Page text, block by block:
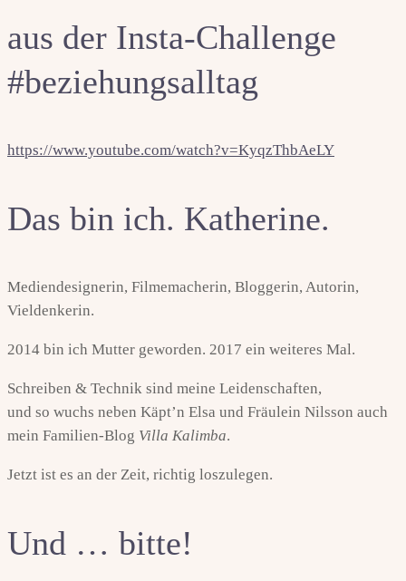
aus der Insta-Challenge
#beziehungsalltag
https://www.youtube.com/watch?v=KyqzThbAeLY
Das bin ich. Katherine.
Mediendesignerin, Filmemacherin, Bloggerin, Autorin,
Vieldenkerin.
2014 bin ich Mutter geworden. 2017 ein weiteres Mal.
Schreiben & Technik sind meine Leidenschaften,
und so wuchs neben Käpt’n Elsa und Fräulein Nilsson auch
mein Familien-Blog Villa Kalimba.
Jetzt ist es an der Zeit, richtig loszulegen.
Und … bitte!